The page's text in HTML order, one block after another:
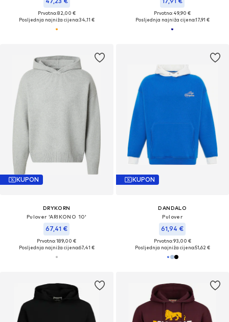
Prvotno: 82,00 €
Posljednja najniža cijena:34,11 €
Prvotno: 49,90 €
Posljednja najniža cijena:17,91 €
KUPON
DRYKORN
Pulover 'ARIKONO 10'
67,41 €
Prvotno: 189,00 €
Posljednja najniža cijena:67,41 €
KUPON
DANDALO
Pulover
61,94 €
Prvotno: 93,00 €
Posljednja najniža cijena:51,62 €